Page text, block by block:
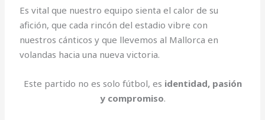
Es vital que nuestro equipo sienta el calor de su
afición, que cada rincón del estadio vibre con
nuestros cánticos y que llevemos al Mallorca en
volandas hacia una nueva victoria.
Este partido no es solo fútbol, es identidad, pasión
y compromiso.